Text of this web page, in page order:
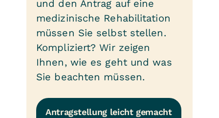
und den Antrag auf eine
medizinische Rehabilitation
müssen Sie selbst stellen.
Kompliziert? Wir zeigen
Ihnen, wie es geht und was
Sie beachten müssen.
Antragstellung leicht gemacht